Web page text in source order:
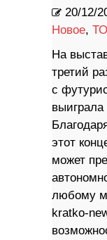
20/12/
Новое,
На
третий
с
выиграла
этот
может
любому
kratko-